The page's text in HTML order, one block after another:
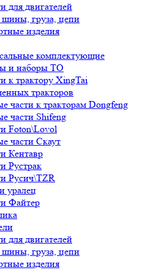
для двигателей
шины, груза, цепи
изделия
комплектующие
и наборы ТО
к трактору XingTai
тракторов
части к тракторам Dongfeng
части Shifeng
Foton\Lovol
части Скаут
Кентавр
Рустрак
Русич\TZR
уралец
Файтер
для двигателей
шины, груза, цепи
изделия